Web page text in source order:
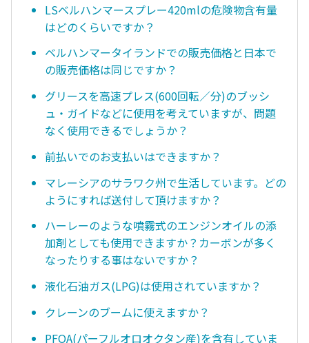
LSベルハンマースプレー420mlの危険物含有量
はどのくらいですか？
ベルハンマータイランドでの販売価格と日本で
の販売価格は同じですか？
グリースを高速プレス(600回転／分)のブッシ
ュ・ガイドなどに使用を考えていますが、問題
なく使用できるでしょうか？
前払いでのお支払いはできますか？
マレーシアのサラワク州で生活しています。どの
ようにすれば送付して頂けますか？
ハーレーのような噴霧式のエンジンオイルの添
加剤としても使用できますか？カーボンが多く
なったりする事はないですか？
液化石油ガス(LPG)は使用されていますか？
クレーンのブームに使えますか？
PFOA(パーフルオロオクタン産)を含有していま